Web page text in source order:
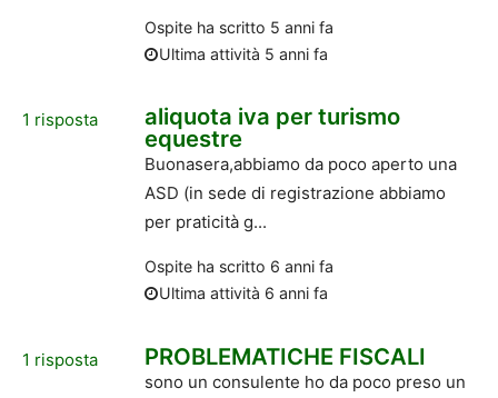
Ospiteha scritto 5 anni fa
Ultima attività 5 anni fa
1 risposta
aliquota iva per turismo
equestre
Buonasera,abbiamo da poco aperto una
ASD (in sede di registrazione abbiamo
per praticità g...
Ospiteha scritto 6 anni fa
Ultima attività 6 anni fa
1 risposta PROBLEMATICHE FISCALI
sono un consulente ho da poco preso un